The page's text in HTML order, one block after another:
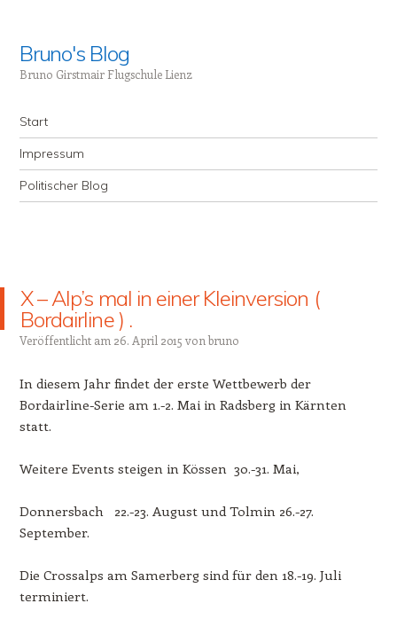
Bruno's Blog
Bruno Girstmair Flugschule Lienz
Menü
Zum Inhalt springen
Start
Impressum
Politischer Blog
X – Alp’s mal in einer Kleinversion (
Bordairline ) .
Veröffentlicht am 26. April 2015 von bruno
In diesem Jahr findet der erste Wettbewerb der
Bordairline-Serie am 1.-2. Mai in Radsberg in Kärnten
statt.
Weitere Events steigen in Kössen 30.-31. Mai,
Donnersbach 22.-23. August und Tolmin 26.-27.
September.
Die Crossalps am Samerberg sind für den 18.-19. Juli
terminiert.